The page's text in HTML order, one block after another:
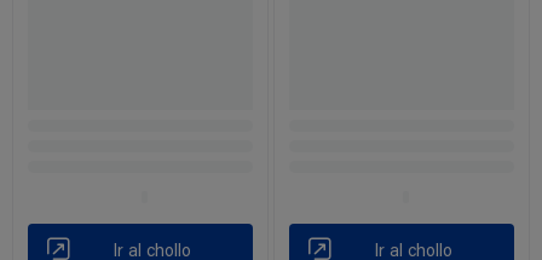
Ir al chollo Ir al chollo